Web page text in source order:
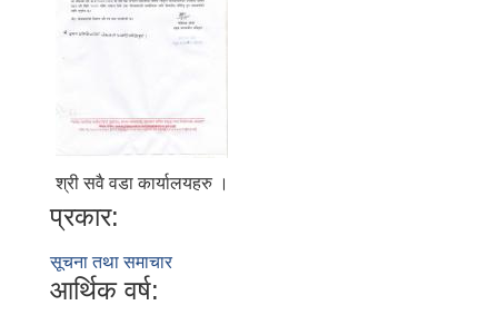
श्री सवै वडा कार्यालयहरु ।
प्रकार:
सूचना तथा समाचार
आर्थिक वर्ष: